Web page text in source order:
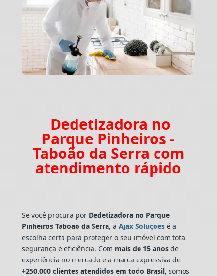
Dedetizadora no
Parque Pinheiros -
Taboão da Serra com
atendimento rápido
Se você procura por Dedetizadora no Parque
Pinheiros Taboão da Serra, a Ajax Soluçõesé a
escolha certa para proteger o seu imóvel com total
segurança e eficiência. Com mais de 15 anosde
experiência no mercado e a marca expressiva de
+250.000 clientes atendidos em todo Brasil, somos